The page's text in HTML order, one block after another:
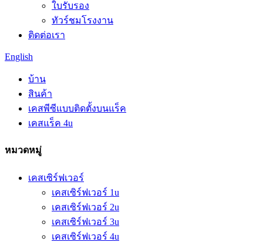
ใบรับรอง
ทัวร์ชมโรงงาน
ติดต่อเรา
English
บ้าน
สินค้า
เคสพีซีแบบติดตั้งบนแร็ค
เคสแร็ค 4u
หมวดหมู่
เคสเซิร์ฟเวอร์
เคสเซิร์ฟเวอร์ 1u
เคสเซิร์ฟเวอร์ 2u
เคสเซิร์ฟเวอร์ 3u
เคสเซิร์ฟเวอร์ 4u